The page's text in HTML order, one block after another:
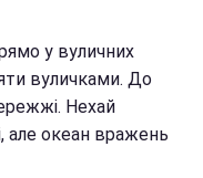
у вуличних
вуличками. До
Нехай
але океан вражень